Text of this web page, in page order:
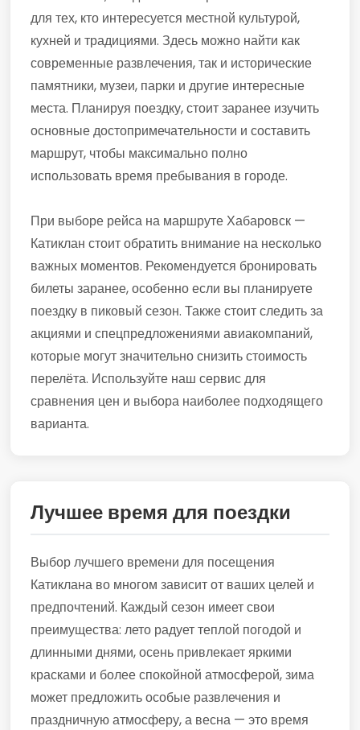
для тех, кто интересуется местной культурой,
кухней и традициями. Здесь можно найти как
современные развлечения, так и исторические
памятники, музеи, парки и другие интересные
места. Планируя поездку, стоит заранее изучить
основные достопримечательности и составить
маршрут, чтобы максимально полно
использовать время пребывания в городе.
При выборе рейса на маршруте Хабаровск —
Катиклан стоит обратить внимание на несколько
важных моментов. Рекомендуется бронировать
билеты заранее, особенно если вы планируете
поездку в пиковый сезон. Также стоит следить за
акциями и спецпредложениями авиакомпаний,
которые могут значительно снизить стоимость
перелёта. Используйте наш сервис для
сравнения цен и выбора наиболее подходящего
варианта.
Лучшее время для поездки
Выбор лучшего времени для посещения
Катиклана во многом зависит от ваших целей и
предпочтений. Каждый сезон имеет свои
преимущества: лето радует теплой погодой и
длинными днями, осень привлекает яркими
красками и более спокойной атмосферой, зима
может предложить особые развлечения и
праздничную атмосферу, а весна — это время